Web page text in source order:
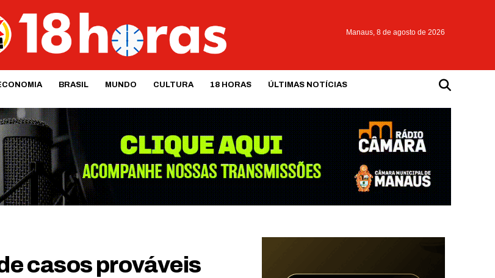
Manaus, 8 de agosto de 2026
BRASIL MUNDO CULTURA 18 HORAS ÚLTIMAS NOTÍCIAS
casos prováveis